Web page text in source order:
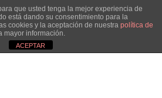
IZAN NAHI DUT!
que usted tenga la mejor experiencia de
está dando su consentimiento para la
cookies y la aceptación de nuestra política de
mayor información.
ACEPTAR